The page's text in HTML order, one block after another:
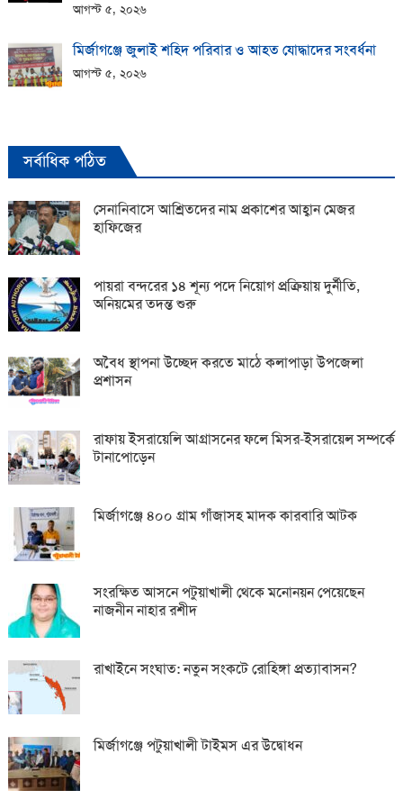
আগস্ট ৫, ২০২৬
মির্জাগঞ্জে জুলাই শহিদ পরিবার ও আহত যোদ্ধাদের সংবর্ধনা
আগস্ট ৫, ২০২৬
সর্বাধিক পঠিত
সেনানিবাসে আশ্রিতদের নাম প্রকাশের আহ্বান মেজর
হাফিজের
পায়রা বন্দরের ১৪ শূন্য পদে নিয়োগ প্রক্রিয়ায় দুর্নীতি,
অনিয়মের তদন্ত শুরু
অবৈধ স্থাপনা উচ্ছেদ করতে মাঠে কলাপাড়া উপজেলা
প্রশাসন
রাফায় ইসরায়েলি আগ্রাসনের ফলে মিসর-ইসরায়েল সম্পর্কে
টানাপোড়েন
মির্জাগঞ্জে ৪০০ গ্রাম গাঁজাসহ মাদক কারবারি আটক
সংরক্ষিত আসনে পটুয়াখালী থেকে মনোনয়ন পেয়েছেন
নাজনীন নাহার রশীদ
রাখাইনে সংঘাত: নতুন সংকটে রোহিঙ্গা প্রত্যাবাসন?
মির্জাগঞ্জে পটুয়াখালী টাইমস এর উদ্বোধন